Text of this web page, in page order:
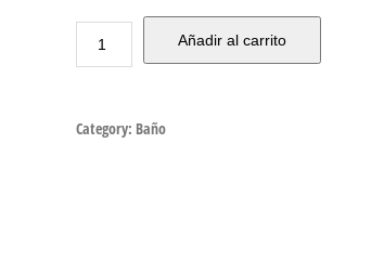
Añadir al carrito
Category: Baño